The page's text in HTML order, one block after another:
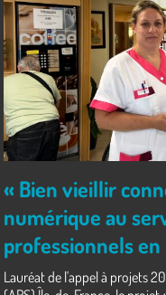
« Bien vieillir
numérique au
professionnels en
Lauréat de l'appel à projets